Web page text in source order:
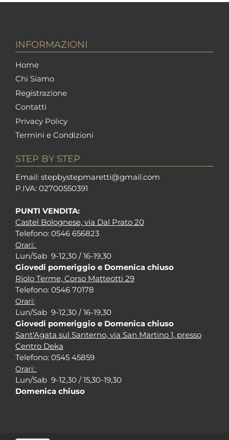
INFORMAZIONI
Home
Chi Siamo
Registrazione
Contatti
Privacy Policy
Termini e Condizioni
STEP BY STEP
Email: stepbystepmaretti@gmail.com
P.IVA: 02700550391
PUNTI VENDITA:
Castel Bolognese, via Dal Prato 20
Telefono: 0546 656823
Orari:
Lun/Sab 9-12,30 / 16-19,30
Giovedi pomeriggio e Domenica chiuso
Riolo Terme, Corso Matteotti 29
Telefono: 0546 70178
Orari:
Lun/Sab 9-12,30 / 16-19,30
Giovedi pomeriggio e Domenica chiuso
Sant'Agata sul Santerno, via San Martino 1, presso
Centro Deka
Telefono: 0545 45859
Orari:
Lun/Sab 9-12,30 / 15,30-19,30
Domenica chiuso